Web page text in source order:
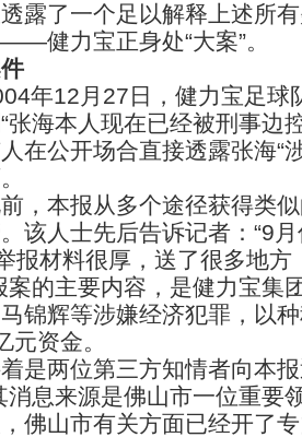
露了一个足以解释上述所
健力宝正身处“大案”。
12月27日，健力宝足球
“张海本人现在已经被刑事边
在公开场合直接透露张海“
本报从多个途径获得类似
该人士先后告诉记者：“9
报材料很厚，送了很多地
案的主要内容，是健力宝集
锦辉等涉嫌经济犯罪，以
元资金。
两位第三方知情者向本报
消息来源是佛山市一位重要
佛山市有关方面已经开了